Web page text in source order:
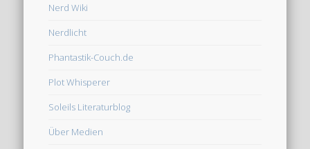
Nerd Wiki
Nerdlicht
Phantastik-Couch.de
Plot Whisperer
Soleils Literaturblog
Über Medien